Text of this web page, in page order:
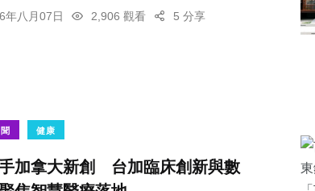
年八月07日 2,906 觀看 5 分享
健康
加拿大新創 台加臨床創新與數